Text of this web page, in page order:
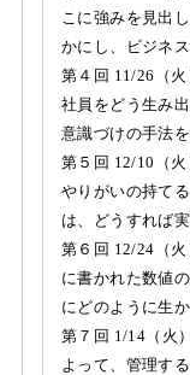
こに強みを見出
かにし、ビジネ
第４回 11/26（
社員をどう生み
意識づけの手法を
第５回 12/10（
やりがいの持て
は、どうすれば
第６回 12/24（
に書かれた数値
にどのように生
第７回 1/14（火
よって、管理す